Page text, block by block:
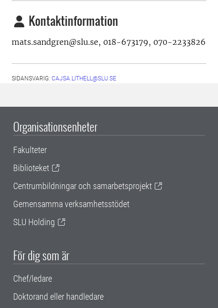
Kontaktinformation
mats.sandgren@slu.se, 018-673179, 070-2233826
SIDANSVARIG: CAJSA.LITHELL@SLU.SE
Organisationsenheter
Fakulteter
Biblioteket
Centrumbildningar och samarbetsprojekt
Gemensamma verksamhetsstödet
SLU Holding
För dig som är
Chef/ledare
Doktorand eller handledare